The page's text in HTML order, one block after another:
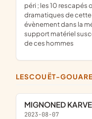
péri ; les 10
dramatiques de
évènement dans la
support matériel
de ces hommes
LESCOUËT-
MIGNONED
2023-08-07